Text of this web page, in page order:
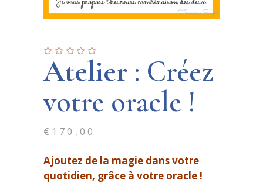
Atelier : Créez
votre oracle !
€ 170,00
Ajoutez de la magie dans votre
quotidien, grâce à votre oracle !